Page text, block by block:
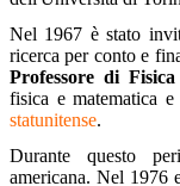
Nel 1967 è stato
ricerca per conto e
Professore di Fisica
fisica e matematica
statunitense.
Durante questo
americana. Nel 1976